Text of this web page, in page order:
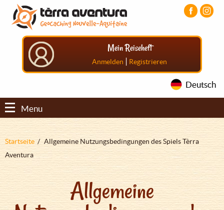
Direkt
zum
Inhalt
Aller
menu
principal
Aller
pied
Mein Reiseheft
Anmelden | Registrieren
Deutsch
Menu
Pfadnavigation
Startseite
Allgemeine Nutzungsbedingungen des Spiels Tèrra
Aventura
Allgemeine